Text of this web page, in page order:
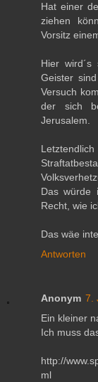
Hat einer
ziehen
Vorsitz
Hier
Geister
Versuch
der sich
Jerusalem.
Das würde
Recht, wie
Das wäe
Antworten
Anonym 7.
Ein kleiner
Ich muss
http://
ml